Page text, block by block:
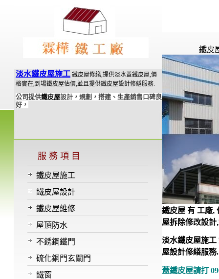
鐵皮
淡水鐵皮屋施工 鐵皮屋修繕,提供淡水蓋鐵皮屋,價
格實在,到場鐵皮屋估價,並且提供鐵皮屋設計修繕服務.
公司提供鐵皮屋設計，規劃，搭建、生產銷售口碑良
好，
服 務 項 目
鐵皮屋施工
鐵皮屋設計
鐵皮屋維修
屋頂防水
不銹鋼鐵門
硫化銅門玄關門
鐵窗
鐵皮屋 有 工廠,
屋拆除修改設計
淡水鐵皮屋施工
屋設計修繕服務.
蓋鐵皮屋請打